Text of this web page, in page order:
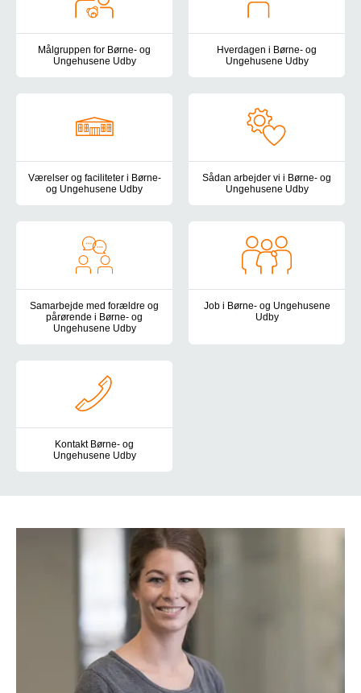
Målgruppen for Børne- og
Ungehusene Udby
Hverdagen i Børne- og
Ungehusene Udby
Værelser og faciliteter i Børne-
og Ungehusene Udby
Sådan arbejder vi i Børne- og
Ungehusene Udby
Samarbejde med forældre og
pårørende i Børne- og
Ungehusene Udby
Job i Børne- og Ungehusene
Udby
Kontakt Børne- og
Ungehusene Udby